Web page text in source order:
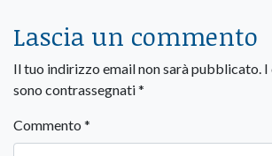
Lascia un commento
Il tuo indirizzo email non sarà pubblicato. I
sono contrassegnati*
Commento *